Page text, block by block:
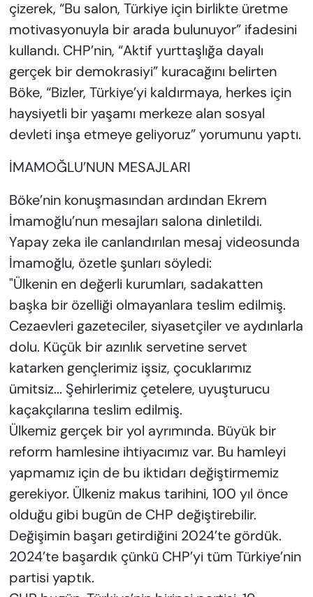
çizerek, “Bu salon, Türkiye için birlikte üretme
motivasyonuyla bir arada bulunuyor” ifadesini
kullandı. CHP’nin, “Aktif yurttaşlığa dayalı
gerçek bir demokrasiyi” kuracağını belirten
Böke, “Bizler, Türkiye’yi kaldırmaya, herkes için
haysiyetli bir yaşamı merkeze alan sosyal
devleti inşa etmeye geliyoruz” yorumunu yaptı.
İMAMOĞLU’NUN MESAJLARI
Böke’nin konuşmasından ardından Ekrem
İmamoğlu’nun mesajları salona dinletildi.
Yapay zeka ile canlandırılan mesaj videosunda
İmamoğlu, özetle şunları söyledi:
"Ülkenin en değerli kurumları, sadakatten
başka bir özelliği olmayanlara teslim edilmiş.
Cezaevleri gazeteciler, siyasetçiler ve aydınlarla
dolu. Küçük bir azınlık servetine servet
katarken gençlerimiz işsiz, çocuklarımız
ümitsiz... Şehirlerimiz çetelere, uyuşturucu
kaçakçılarına teslim edilmiş.
Ülkemiz gerçek bir yol ayrımında. Büyük bir
reform hamlesine ihtiyacımız var. Bu hamleyi
yapmamız için de bu iktidarı değiştirmemiz
gerekiyor. Ülkeniz makus tarihini, 100 yıl önce
olduğu gibi bugün de CHP değiştirebilir.
Değişimin başarı getirdiğini 2024’te gördük.
2024’te başardık çünkü CHP’yi tüm Türkiye’nin
partisi yaptık.